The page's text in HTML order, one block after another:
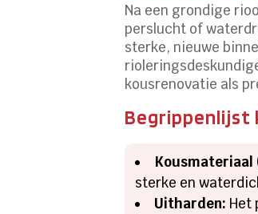
Na een grondige
perslucht of
sterke, nieuwe
kousrenovatie als
Begrippenlijst
Kousmateriaal
sterke en
Uitharden: Het